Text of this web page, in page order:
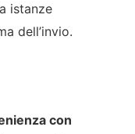
istanze
dell’invio.
con